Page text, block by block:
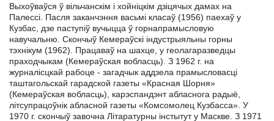
Выхоўваўся ў вільчанскім і хойніцкім дзіцячых дамах на
Палессі. Пасля заканчэння васьмі класаў (1956) паехаў у
Кузбас, дзе паступіў вучыцца ў горнапрамысловую
навучальню. Скончыў Кемераўскі індустрыяльны горны
тэхнікум (1962). Працаваў на шахце, у геолагаразведцы
праходчыкам (Кемераўская вобласць). З 1962 г. на
журналісцкай рабоце - загадчык аддзела прамысловасці
таштагольскай гарадской газеты «Красная Шорня»
(Кемераўская вобласць), карэспандэнт абласнога радыё,
літсупрацоўнік абласной газеты «Комсомолец Кузбасса». У
1970 г. скончыў завочна Літаратурны інстытут у Маскве. З 1971